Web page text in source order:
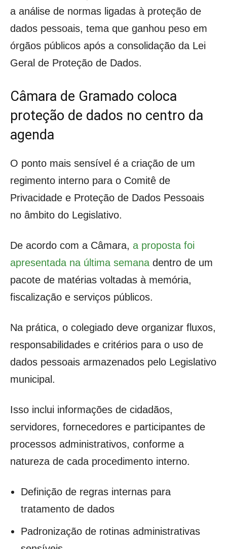
a análise de normas ligadas à proteção de
dados pessoais, tema que ganhou peso em
órgãos públicos após a consolidação da Lei
Geral de Proteção de Dados.
Câmara de Gramado coloca
proteção de dados no centro da
agenda
O ponto mais sensível é a criação de um
regimento interno para o Comitê de
Privacidade e Proteção de Dados Pessoais
no âmbito do Legislativo.
De acordo com a Câmara, a proposta foi
apresentada na última semana dentro de um
pacote de matérias voltadas à memória,
fiscalização e serviços públicos.
Na prática, o colegiado deve organizar fluxos,
responsabilidades e critérios para o uso de
dados pessoais armazenados pelo Legislativo
municipal.
Isso inclui informações de cidadãos,
servidores, fornecedores e participantes de
processos administrativos, conforme a
natureza de cada procedimento interno.
Definição de regras internas para
tratamento de dados
Padronização de rotinas administrativas